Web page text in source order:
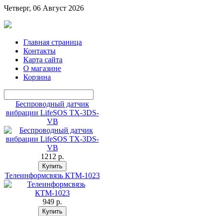
Четверг, 06 Август 2026
Главная страница
Контакты
Карта сайта
О магазине
Корзина
Беспроводный датчик
вибрации LifeSOS TX-3DS-
VB
1212 p.
Телеинформсвязь КТМ-1023
949 p.